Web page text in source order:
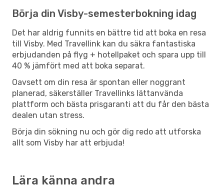
Börja din Visby-semesterbokning idag
Det har aldrig funnits en bättre tid att boka en resa
till Visby. Med Travellink kan du säkra fantastiska
erbjudanden på flyg + hotellpaket och spara upp till
40 % jämfört med att boka separat.
Oavsett om din resa är spontan eller noggrant
planerad, säkerställer Travellinks lättanvända
plattform och bästa prisgaranti att du får den bästa
dealen utan stress.
Börja din sökning nu och gör dig redo att utforska
allt som Visby har att erbjuda!
Lära känna andra